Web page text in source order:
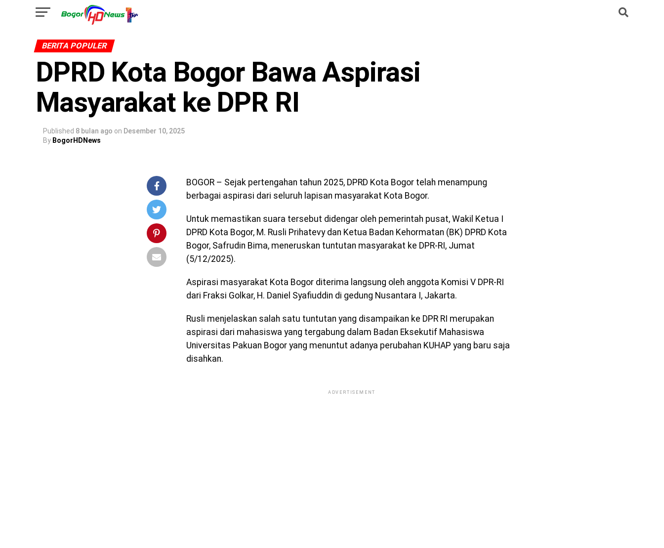
BERITA POPULER
DPRD Kota Bogor Bawa Aspirasi
Masyarakat ke DPR RI
Published 8 bulan ago on Desember 10, 2025
By BogorHDNews
BOGOR – Sejak pertengahan tahun 2025, DPRD Kota Bogor telah menampung
berbagai aspirasi dari seluruh lapisan masyarakat Kota Bogor.
Untuk memastikan suara tersebut didengar oleh pemerintah pusat, Wakil Ketua I
DPRD Kota Bogor, M. Rusli Prihatevy dan Ketua Badan Kehormatan (BK) DPRD Kota
Bogor, Safrudin Bima, meneruskan tuntutan masyarakat ke DPR-RI, Jumat
(5/12/2025).
Aspirasi masyarakat Kota Bogor diterima langsung oleh anggota Komisi V DPR-RI
dari Fraksi Golkar, H. Daniel Syafiuddin di gedung Nusantara I, Jakarta.
Rusli menjelaskan salah satu tuntutan yang disampaikan ke DPR RI merupakan
aspirasi dari mahasiswa yang tergabung dalam Badan Eksekutif Mahasiswa
Universitas Pakuan Bogor yang menuntut adanya perubahan KUHAP yang baru saja
disahkan.
ADVERTISEMENT